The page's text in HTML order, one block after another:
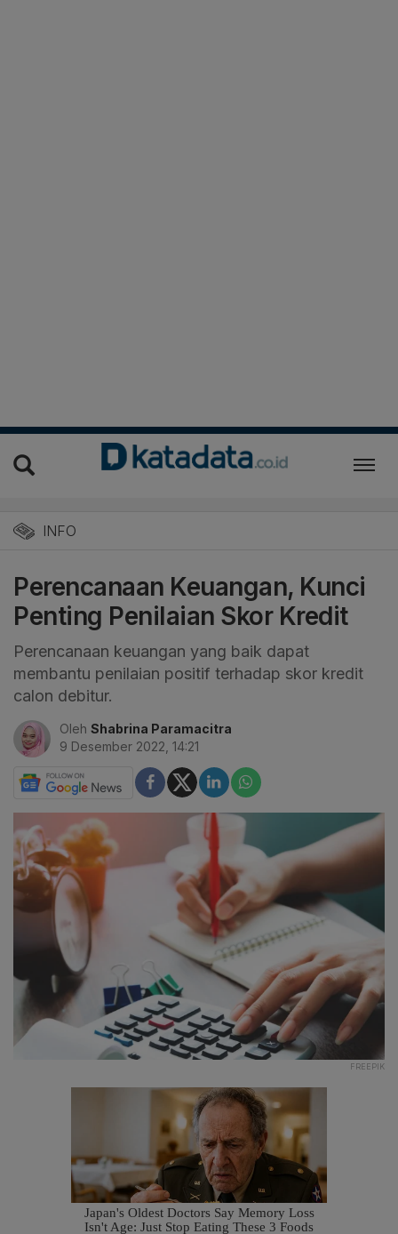
INFO
Perencanaan Keuangan, Kunci
Penting Penilaian Skor Kredit
Perencanaan keuangan yang baik dapat
membantu penilaian positif terhadap skor kredit
calon debitur.
Oleh Shabrina Paramacitra
9 Desember 2022, 14:21
FREEPIK